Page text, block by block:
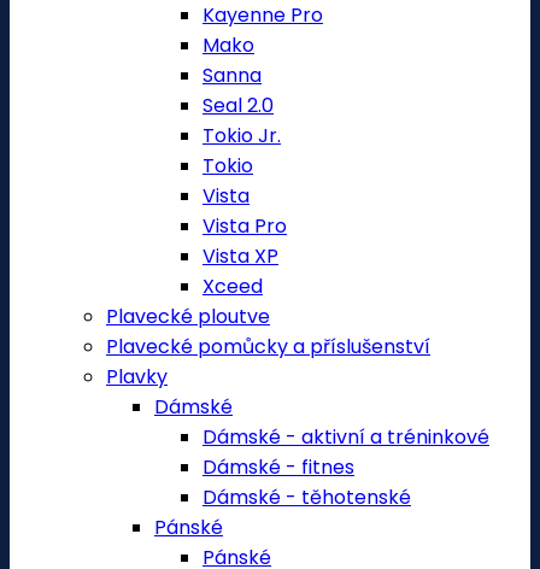
Kayenne Pro
Mako
Sanna
Seal 2.0
Tokio Jr.
Tokio
Vista
Vista Pro
Vista XP
Xceed
Plavecké ploutve
Plavecké pomůcky a příslušenství
Plavky
Dámské
Dámské - aktivní a tréninkové
Dámské - fitnes
Dámské - těhotenské
Pánské
Pánské